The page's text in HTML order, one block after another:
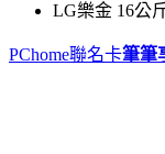
LG樂金 16公
PChome聯名卡筆筆